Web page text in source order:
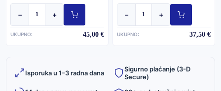
− +
UKUPNO: 45,00 €
− +
UKUPNO: 37,50 €
Isporuka u 1–3 radna dana
Sigurno plaćanje (3-D
Secure)